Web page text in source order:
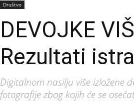
Društvo
DEVOJKE
Rezultati
Digitalnom nasilju više izložene
fotografije zbog kojih će se